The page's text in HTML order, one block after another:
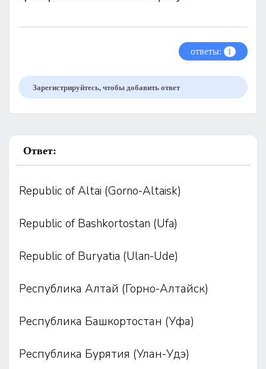
ответы: 1
Зарегистрируйтесь, чтобы добавить ответ
Ответ:
Republic of Altai (Gorno-Altaisk)
Republic of Bashkortostan (Ufa)
Republic of Buryatia (Ulan-Ude)
Республика Алтай (Горно-Алтайск)
Республика Башкортостан (Уфа)
Республика Бурятия (Улан-Удэ)